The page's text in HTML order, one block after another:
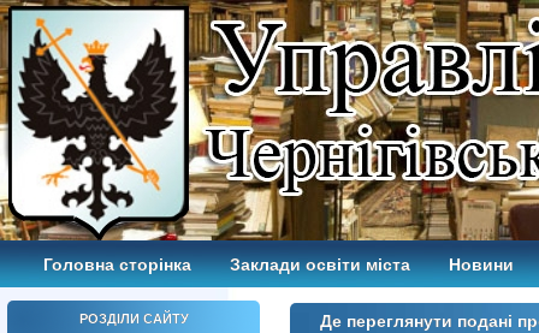
Головна сторінка Заклади освіти міста Новини
РОЗДІЛИ САЙТУ Де переглянути подані